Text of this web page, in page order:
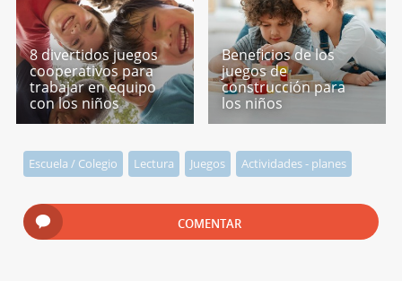
8 divertidos juegos
cooperativos para
trabajar en equipo
con los niños
Beneficios de los
juegos de
construcción para
los niños
Escuela / Colegio Lectura Juegos Actividades - planes
COMENTAR